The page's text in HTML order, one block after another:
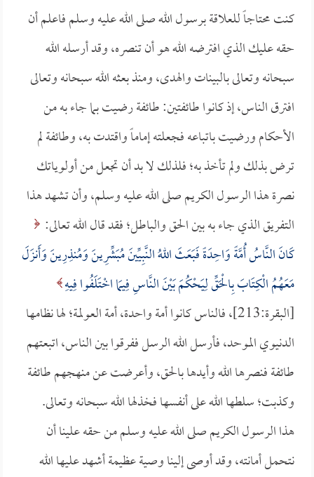
كنت محتاجاً للعلاقة برسول الله صلى الله عليه وسلم فاعلم أن
حقه عليك الذي افترضه الله هو أن تنصره، وقد أرسله الله
سبحانه وتعالى بالبينات والهدى، ومنذ بعثه الله سبحانه وتعالى
افترق الناس، إذ كانوا طائفتين: طائفة رضيت بما جاء به من
الأحكام ورضيت باتباعه فجعلته إماماً واقتدت به، وطائفة لم
ترض بذلك ولم تأخذ به؛ فلذلك لا بد أن تجعل من أولوياتك
نصرة هذا الرسول الكريم صلى الله عليه وسلم، وأن تشهد هذا
التفريق الذي جاء به بين الحق والباطل؛ فقد قال الله تعالى:
كَانَ النَّاسُ أُمَّةً وَاحِدَةً فَبَعَثَ اللهُ النَّبِيِّينَ مُبَشِّرِينَ وَمُنذِرِينَ وَأَنزَلَ
مَعَهُمُ الْكِتَابَ بِالْحَقِّ لِيَحْكُمَ بَيْنَ النَّاسِ فِيمَا اخْتَلَفُوا فِيهِ
[البقرة:213]، فالناس كانوا أمة واحدة، أمة العولمة؛ لها نظامها
الدنيوي الموحد، فأرسل الله الرسل ففرقوا بين الناس، اتبعتهم
طائفة فنصرها الله وأيدها بالحق، وأعرضت عن منهجهم طائفة
وكذبت؛ سلطها الله على أنفسها فخذلها الله سبحانه وتعالى.
هذا الرسول الكريم صلى الله عليه وسلم من حقه علينا أن
نتحمل أمانته، وقد أوصى إلينا وصية عظيمة أشهد عليها الله